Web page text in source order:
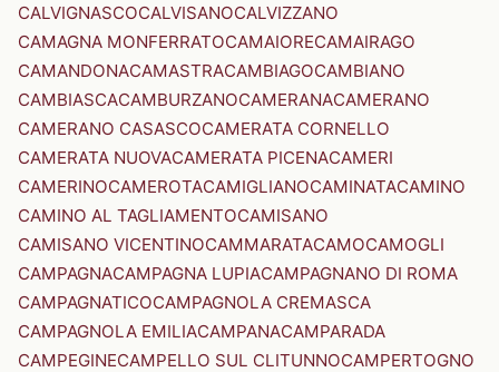
CALVIGNASCOCALVISANOCALVIZZANO
CAMAGNA MONFERRATOCAMAIORECAMAIRAGO
CAMANDONACAMASTRACAMBIAGOCAMBIANO
CAMBIASCACAMBURZANOCAMERANACAMERANO
CAMERANO CASASCOCAMERATA CORNELLO
CAMERATA NUOVACAMERATA PICENACAMERI
CAMERINOCAMEROTACAMIGLIANOCAMINATACAMINO
CAMINO AL TAGLIAMENTOCAMISANO
CAMISANO VICENTINOCAMMARATACAMOCAMOGLI
CAMPAGNACAMPAGNA LUPIACAMPAGNANO DI ROMA
CAMPAGNATICOCAMPAGNOLA CREMASCA
CAMPAGNOLA EMILIACAMPANACAMPARADA
CAMPEGINECAMPELLO SUL CLITUNNOCAMPERTOGNO